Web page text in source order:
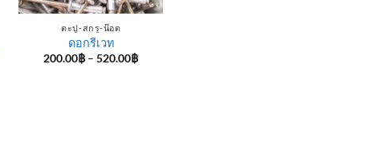
ตะปู-สกรู-น๊อต
ดอกรีเวท
200.00฿ – 520.00฿Price